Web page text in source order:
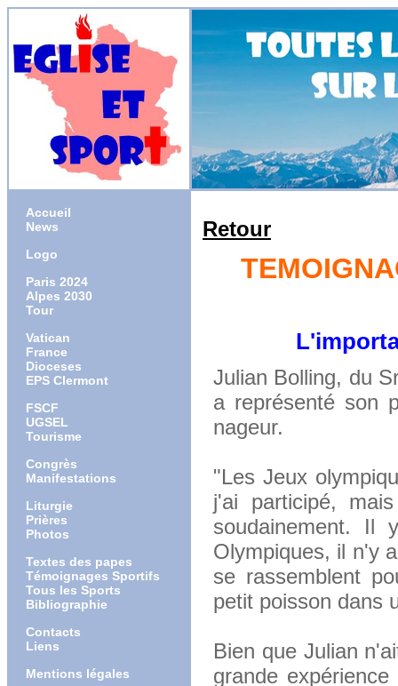
Accueil
News
Logo
Paris 2024
Alpes 2030
Tour
Vatican
France
Dioceses
EPS Clermont
FSCF
UGSEL
Tourisme
Congrès
Manifestations
Liturgie
Prières
Photos
Textes des papes
Témoignages Sportifs
Tous les Sports
Bibliographie
Contacts
Liens
Mentions légales
Retour
L'important
Julian Bolling, du
a représenté son
nageur.
"Les Jeux
j'ai participé,
soudainement. Il
Olympiques, il n'y
se rassemblent
petit poisson dans
Bien que Julian
grande